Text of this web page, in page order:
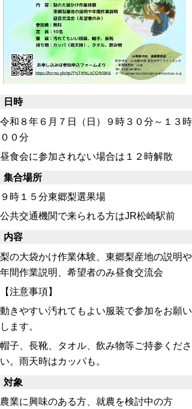
日時
令和８年６月７日（日）９時３０分～１３時
００分
昼食会に参加されない場合は１２時解散
集合場所
９時１５分東郷梨選果場
公共交通機関で来られる方はJR松崎駅前
内容
梨の大袋かけ作業体験、東郷梨産地の説明や
年間作業説明、希望者のみ昼食交流会
【注意事項】
動きやすい汚れてもよい服装で参加をお願い
します。
帽子、長靴、タオル、飲み物等ご持参くださ
い。雨天時はカッパも。
対象
農業に興味のある方、就農を検討中の方